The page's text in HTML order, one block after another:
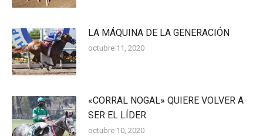
LA MÁQUINA DE LA GENERACIÓN
octubre 11, 2020
«CORRAL NOGAL» QUIERE VOLVER A
SER EL LÍDER
octubre 10, 2020